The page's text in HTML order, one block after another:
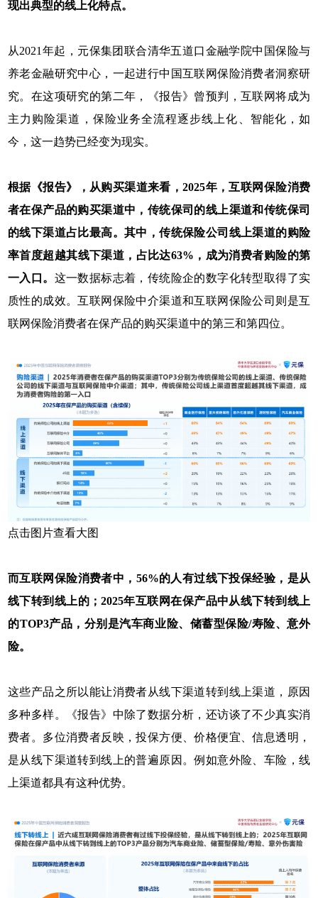
现出典型的线上化特点。
从2021年起，元保集团联合清华五道口金融学院中国保险与
养老金融研究中心，一起进行中国互联网保险消费者洞察研
究。在这项研究的第二年，《报告》曾预判，互联网将成为
主力购险渠道，保险业务全流程逐步线上化、智能化，如
今，这一趋势已经变为现实。
根据《报告》，从购买渠道来看，2025年，互联网保险消费
者在保产品的购买渠道中，传统保司的线上渠道和传统保司
的线下渠道占比最高。其中，传统保险公司线上渠道的购险
率首度超越其线下渠道，占比达63%，成为消费者购险的第
一入口。 这一数据标志着，传统险企的数字化转型取得了实
质性的成效。互联网保险中介渠道和互联网保险公司则是互
联网保险消费者在保产品的购买渠道中的第三和第四位。
点击图片查看大图
而互联网保险消费者中，56%的人有过线下投保经验，是从
线下转到线上的；2025年互联网在保产品中从线下转到线上
的TOP3产品，分别是汽车商业险、储蓄型保险/寿险、意外
险。
这些产品之所以能让消费者从线下渠道转到线上渠道，原因
多种多样。《报告》中除了数据分析，还访谈了不少真实消
费者。多位消费者反映，投保方便、价格便宜、信息透明，
是从线下渠道转到线上的普遍原因。例如意外险、车险，线
上渠道都具有这种优势。